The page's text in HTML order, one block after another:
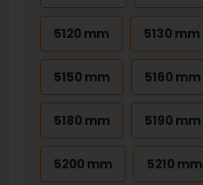
5120 mm 5130 mm
5150 mm 5160 mm
5180 mm 5190 mm
5200 mm 5210 mm